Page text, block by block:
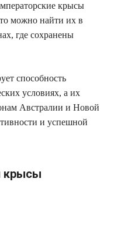
крысы
можно найти их в
где сохранены
способность
условиях, а их
Австралии и Новой
и успешной
крысы